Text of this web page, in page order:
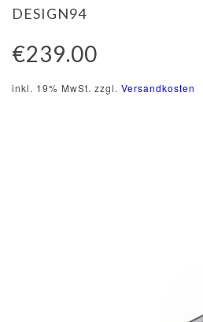
DESIGN94
€239.00
inkl. 19% MwSt. zzgl. Versandkosten